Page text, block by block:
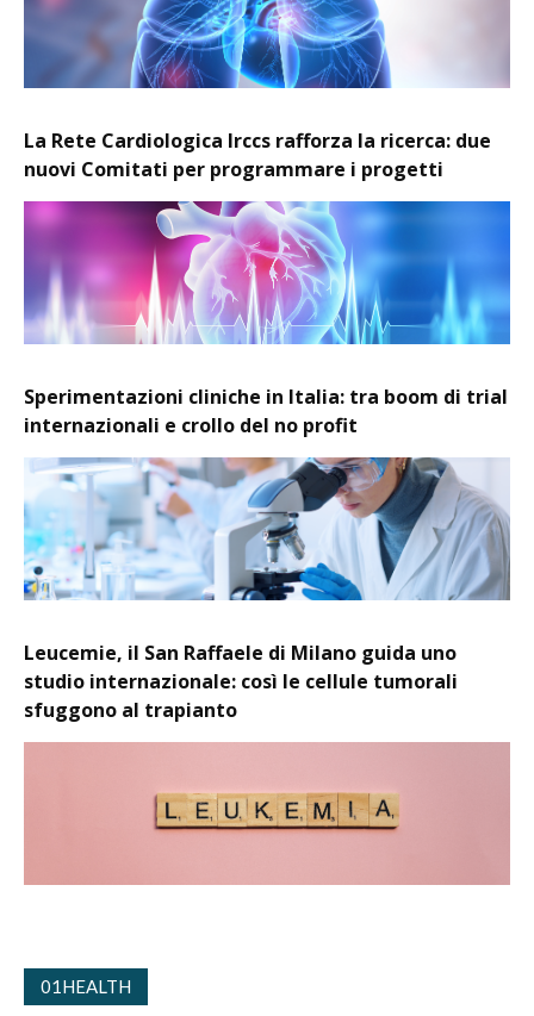
La Rete Cardiologica Irccs rafforza la ricerca: due
nuovi Comitati per programmare i progetti
Sperimentazioni cliniche in Italia: tra boom di trial
internazionali e crollo del no profit
Leucemie, il San Raffaele di Milano guida uno
studio internazionale: così le cellule tumorali
sfuggono al trapianto
01HEALTH